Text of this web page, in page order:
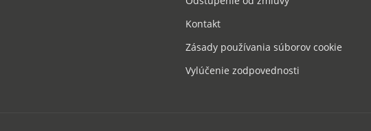
Kontakt
Zásady používania súborov cookie
Vylúčenie zodpovednosti